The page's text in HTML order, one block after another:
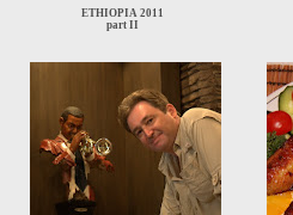
ETHIOPIA 2011
part II